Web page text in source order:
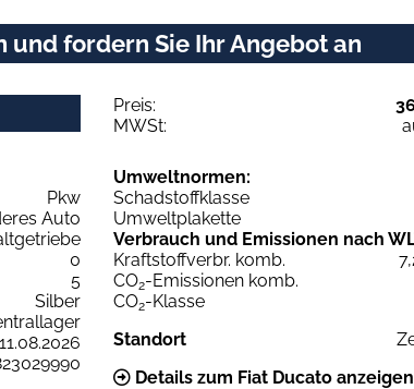
fordern Sie Ihr Angebot an
Preis:
MWSt:
Pkw
Auto
0
5
Silber
Umweltnormen:
Schadstoffklasse
Umweltplakette
Verbrauch und Emissionen nach
Kraftstoffverbr. komb.
CO2-Emissionen komb.
CO2-Klasse
Standort
Details zum Fiat Ducato anzeigen